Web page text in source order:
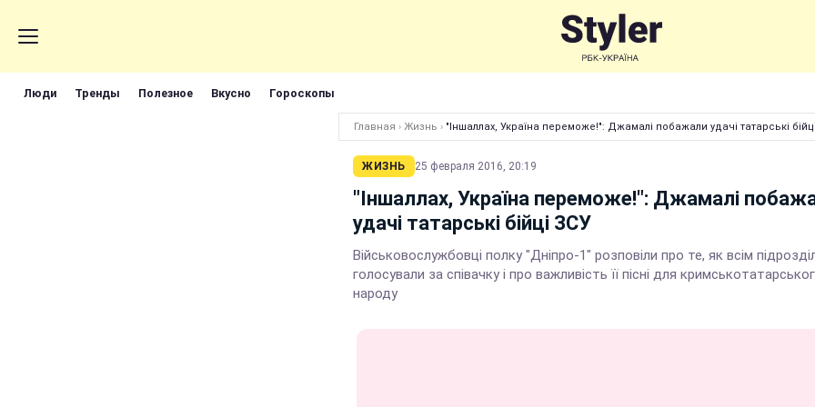
Люди Тренды Полезное Вкусно Гороскопы
Главная › Жизнь › "Іншаллах, Україна переможе!": Джамалі побажали удачі татарські
ЖИЗНЬ 25 февраля 2016, 20:19
"Іншаллах, Україна переможе!": Джамалі
удачі татарські бійці ЗСУ
Військовослужбовці полку "Дніпро-1" розповіли про те, як всім
голосували за співачку і про важливість її пісні для
народу